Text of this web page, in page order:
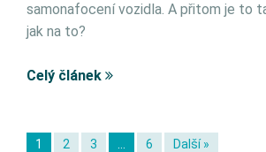
samonafocení vozidla. A přitom je to
jak na to?
Celý článek
1 2 3 6 Další »